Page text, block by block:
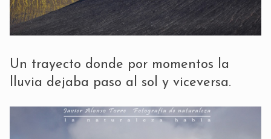
Un trayecto donde por momentos la
lluvia dejaba paso al sol y viceversa.